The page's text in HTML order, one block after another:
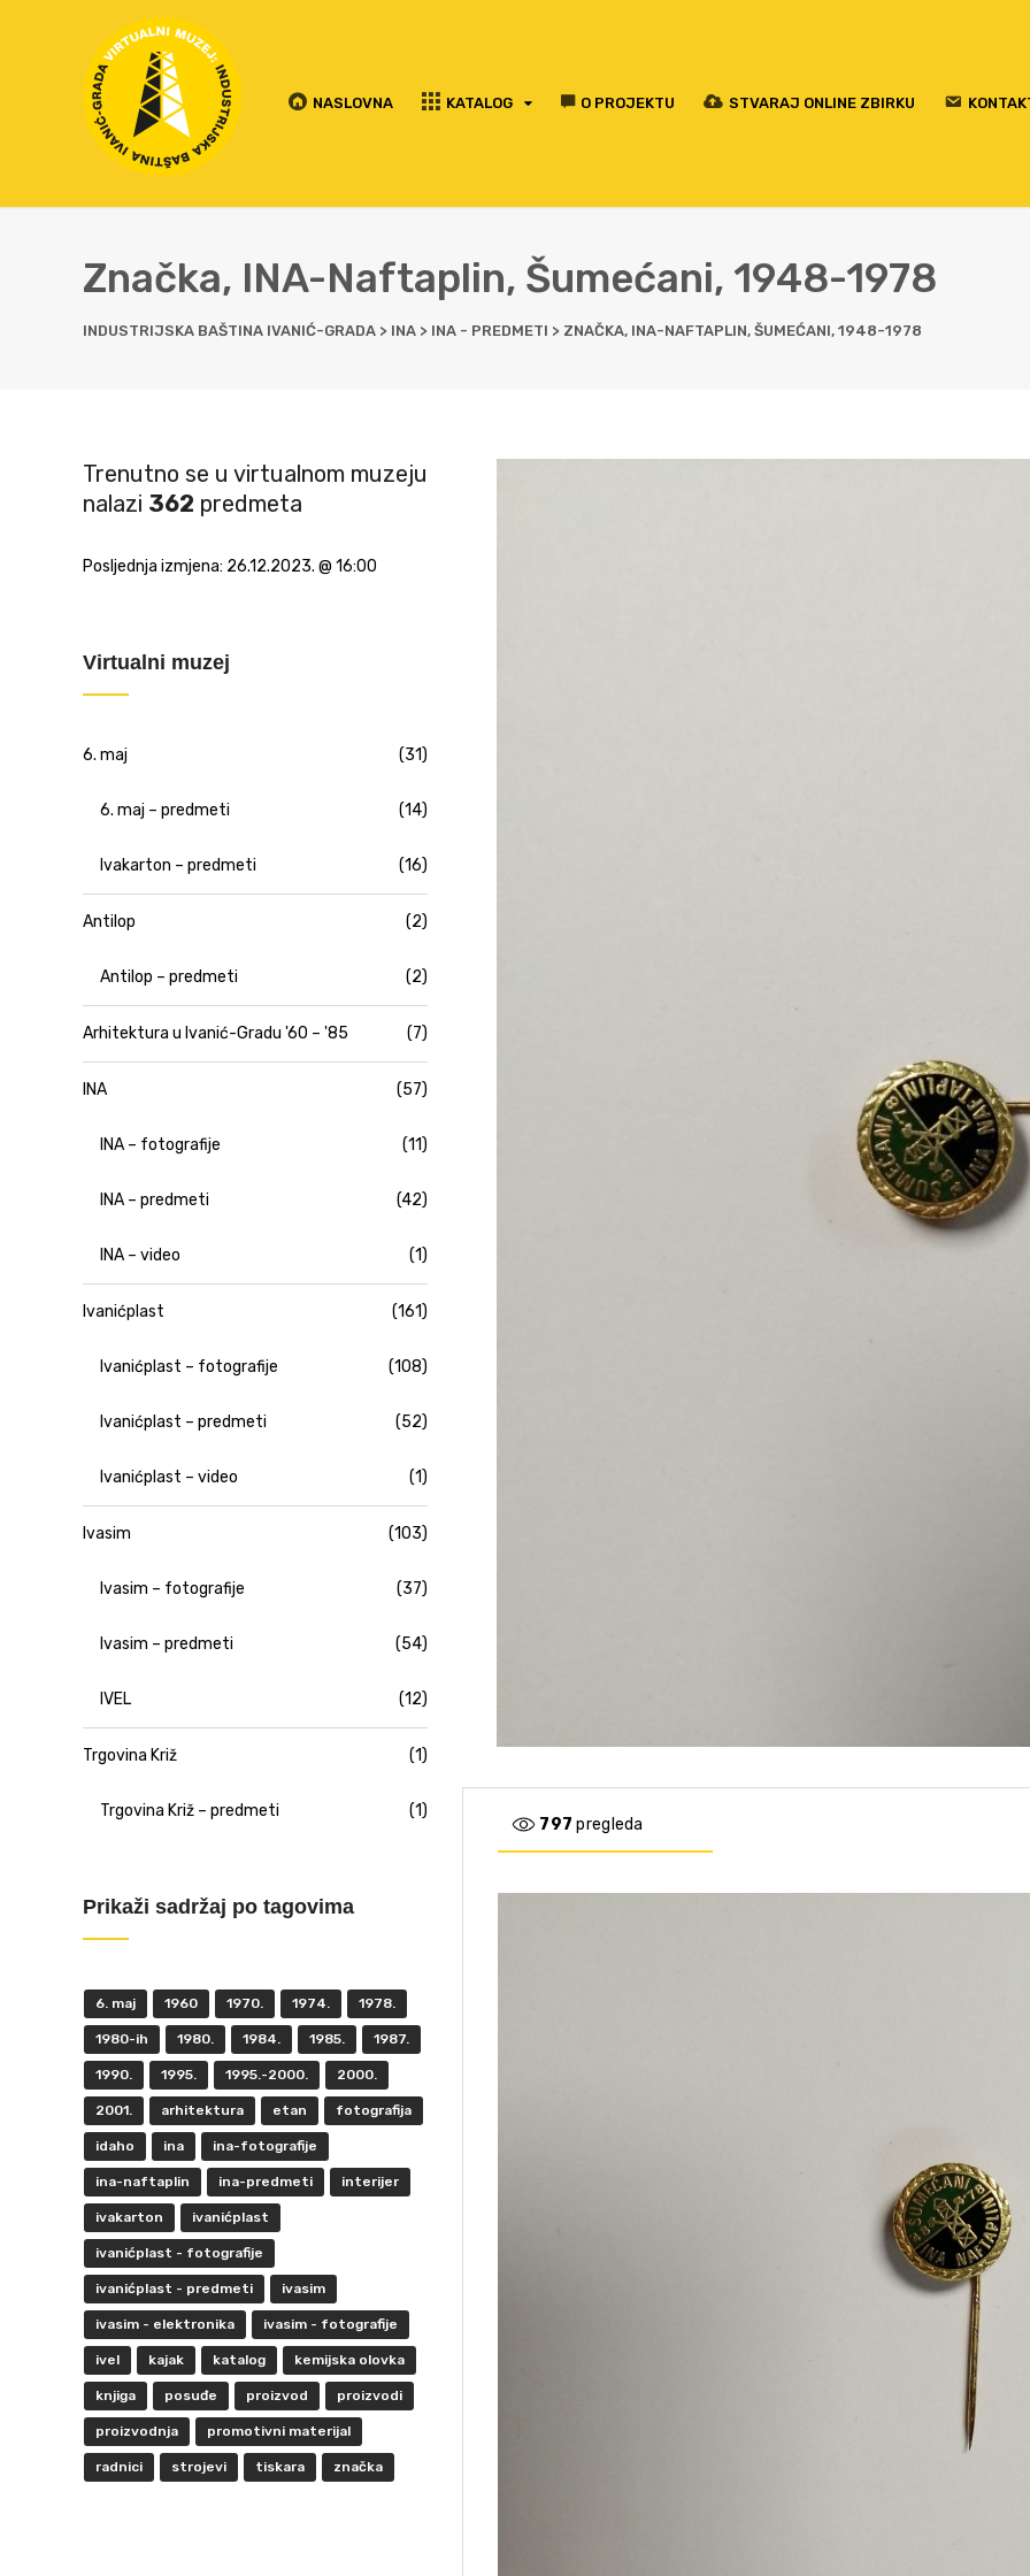
NASLOVNA KATALOG O PROJEKTU STVARAJ ONLINE ZBIRKU
Značka, INA-Naftaplin, Šumećani, 1948-1978
INDUSTRIJSKA BAŠTINA IVANIĆ-GRADA > INA > INA - PREDMETI > ZNAČKA, INA-NAFTAPLIN, ŠUMEĆANI, 1948-1978
797 pregleda
Trenutno se u virtualnom muzeju
nalazi 362 predmeta
Posljednja izmjena: 26.12.2023. @ 16:00
Virtualni muzej
6. maj (31)
6. maj – predmeti (14)
Ivakarton – predmeti (16)
Antilop (2)
Antilop – predmeti (2)
Arhitektura u Ivanić-Gradu '60 – '85 (7)
INA (57)
INA – fotografije (11)
INA – predmeti (42)
INA – video (1)
Ivanićplast (161)
Ivanićplast – fotografije (108)
Ivanićplast – predmeti (52)
Ivanićplast – video (1)
Ivasim (103)
Ivasim – fotografije (37)
Ivasim – predmeti (54)
IVEL (12)
Trgovina Križ (1)
Trgovina Križ – predmeti (1)
Prikaži sadržaj po tagovima
6. maj 1960 1970. 1974. 1978.
1980-ih 1980. 1984. 1985. 1987.
1990. 1995. 1995.-2000. 2000.
2001. arhitektura etan fotografija
idaho ina ina-fotografije
ina-naftaplin ina-predmeti interijer
ivakarton ivanićplast
ivanićplast - fotografije
ivanićplast - predmeti ivasim
ivasim - elektronika ivasim - fotografije
ivel kajak katalog kemijska olovka
knjiga posuđe proizvod proizvodi
proizvodnja promotivni materijal
radnici strojevi tiskara značka